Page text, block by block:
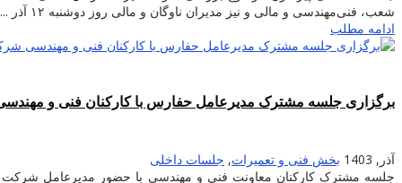
شعب، فنی‌مهندسی و مالی و نیز مدیران ناوگان و مالی روز دوشنبه ۱۲ آذر ...
ادامه مطلب
برگزاری جلسه مشترک مدیرعامل حفارس با کارکنان فنی و
آذر, 1403 بخش فنی و تعمیرات, جلسات داخلی